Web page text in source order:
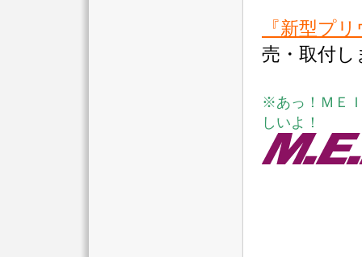
『新型プ
売・取付し
※あっ！ＭＥ
しいよ！